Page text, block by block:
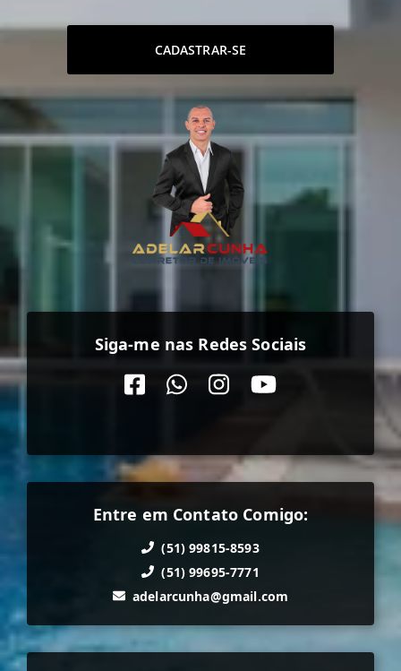
CADASTRAR-SE
Siga-me nas Redes Sociais
Entre em Contato Comigo:
(51) 99815-8593
(51) 99695-7771
adelarcunha@gmail.com